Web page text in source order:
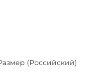
(Российский)